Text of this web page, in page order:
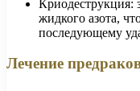
жидкого азота,
последующему
Лечение